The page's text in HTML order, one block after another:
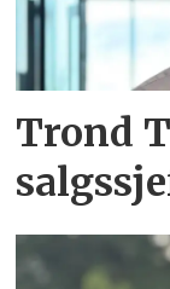
Trond